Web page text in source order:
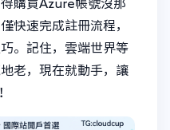
購買Azure帳號沒那
快速完成註冊流程，
。記住，雲端世界等
老，現在就動手，讓